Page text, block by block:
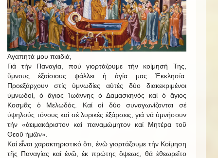
Ἀγαπητά μου παιδιά,
Γιά τήν Παναγία, πού γιορτάζουμε τήν κοίμησή Της,
ὕμνους ἐξαίσιους ψάλλει ἡ ἁγία μας Ἐκκλησία.
Προεξάρχουν στίς ὑμνωδίες αὐτές δύο διακεκριμένοι
ὑμνωδοί, ὁ ἅγιος Ἰωάννης ὁ Δαμασκηνός καί ὁ ἅγιος
Κοσμᾶς ὁ Μελωδός. Καί οἱ δύο συναγωνίζονται σέ
ὑψηλούς τόνους καί σέ λυρικές ἐξάρσεις, γιά νά ὑμνήσουν
τήν «ἀειμακάριστον καί παναμώμητον καί Μητέρα τοῦ
Θεοῦ ἡμῶν».
Καί εἶναι χαρακτηριστικό ὅτι, ἐνῶ γιορτάζουμε τήν Κοίμηση
τῆς Παναγίας καί ἐνῶ, ἐκ πρώτης ὄψεως, θά ἐθεωρεῖτο